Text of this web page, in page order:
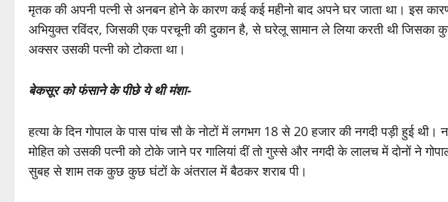
मृतक की अपनी पत्नी से अनबन होने के कारण कई कई महीनो बाद अपने घर जाता था। इस
अभियुक्त रविंदर, जिसकी एक परचूनी की दुकान है, से घरेलू सामान ले लिया करती थी जिसका
अक्सर उसकी पत्नी को टोकता था।
बेकसूर को फंसाने के पीछे ये थी मंशा-
हत्या के दिन गोपाल के पास पांच सौ के नोटों में लगभग 18 से 20 हजार की नगदी पड़ी हुई थी।
मोहित को उसकी पत्नी को टोके जाने पर गालियां दीं तो गुस्से और नगदी के लालच में दोनों ने
सुबह से शाम तक कुछ कुछ घंटों के अंतराल में बैठकर शराब पी।